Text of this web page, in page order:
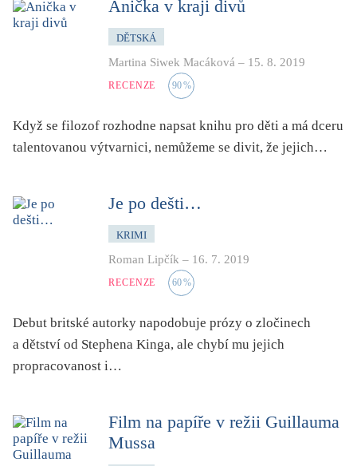
mystika, magie
náboženství, víra
nemoc, zdraví, životní styl
nové technologie, AI
obrázková
od 15 let
povídka
pro 13 až 15 let
pro 9 až 12 let
psychika, psychologie
publicistika, média
Anička v kraji divů
DĚTSKÁ
Martina Siwek Macáková – 15. 8. 2019
RECENZE 90%
Když se filozof rozhodne napsat knihu pro děti a má dceru
talentovanou výtvarnici, nemůžeme se divit, že jejich…
Je po dešti…
KRIMI
Roman Lipčík – 16. 7. 2019
RECENZE 60%
Debut britské autorky napodobuje prózy o zločinech
a dětství od Stephena Kinga, ale chybí mu jejich
propracovanost i…
Film na papíře v režii Guillauma
Mussa